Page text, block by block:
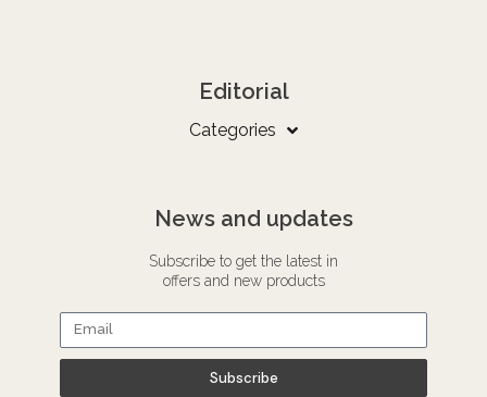
Editorial
Categories
News and updates
Subscribe to get the latest in
offers and new products
Subscribe